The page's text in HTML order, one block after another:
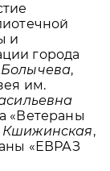
и
города
,
им.
«Ветераны
Кшижинская,
«ЕВРАЗ